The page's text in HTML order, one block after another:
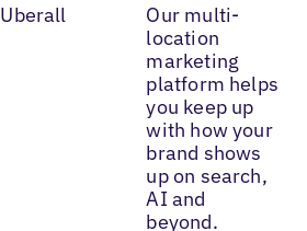
Our multi-
location
marketing
platform helps
you keep up
with how your
brand shows
up on search,
AI and
beyond.